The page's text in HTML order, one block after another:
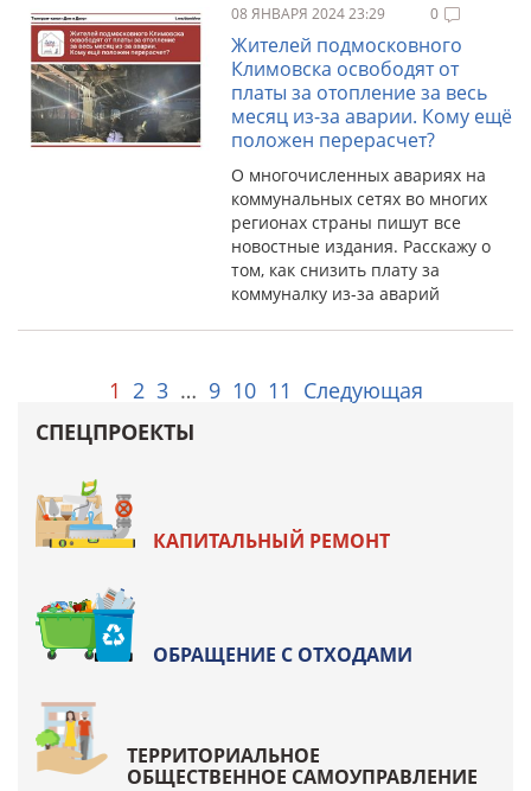
08 ЯНВАРЯ 2024 23:29 0
Жителей подмосковного
Климовска освободят от
платы за отопление за весь
месяц из-за аварии. Кому ещё
положен перерасчет?
О многочисленных авариях на
коммунальных сетях во многих
регионах страны пишут все
новостные издания. Расскажу о
том, как снизить плату за
коммуналку из-за аварий
1 2 3 … 9 10 11 Следующая
СПЕЦПРОЕКТЫ
КАПИТАЛЬНЫЙ РЕМОНТ
ОБРАЩЕНИЕ С ОТХОДАМИ
ТЕРРИТОРИАЛЬНОЕ
ОБЩЕСТВЕННОЕ САМОУПРАВЛЕНИЕ